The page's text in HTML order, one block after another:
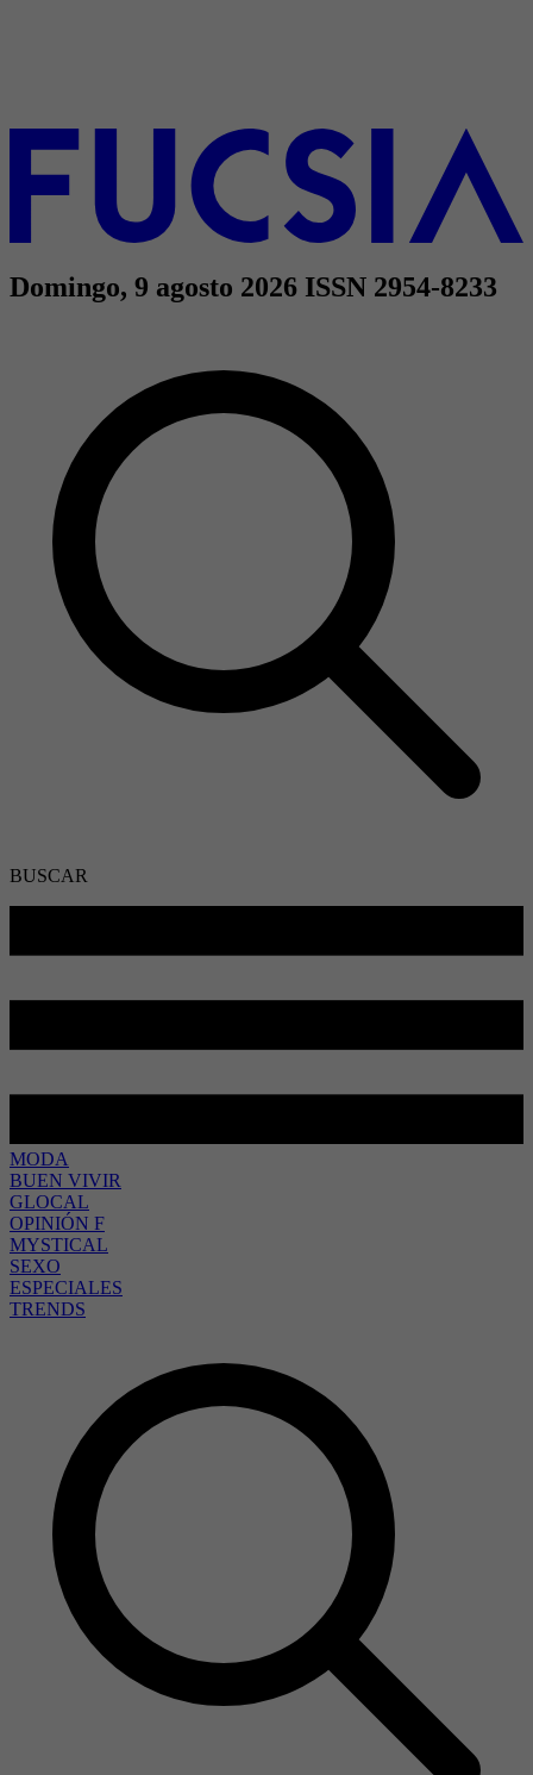
Domingo, 9 agosto 2026 ISSN 2954-8233
BUSCAR
MODA
BUEN VIVIR
GLOCAL
OPINIÓN F
MYSTICAL
SEXO
ESPECIALES
TRENDS